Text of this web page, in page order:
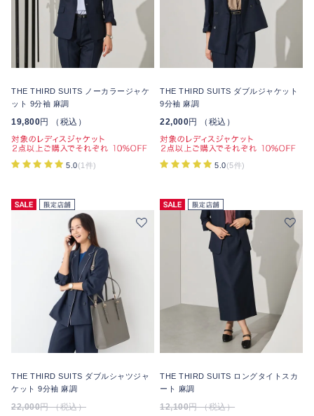
THE THIRD SUITS ノーカラージャケ
ット 9分袖 麻調
19,800円 （税込）
5.0(1件)
THE THIRD SUITS ダブルジャケット
9分袖 麻調
22,000円 （税込）
5.0(5件)
THE THIRD SUITS ダブルシャツジャ
ケット 9分袖 麻調
22,000円 （税込）
THE THIRD SUITS ロングタイトスカ
ート 麻調
12,100円 （税込）